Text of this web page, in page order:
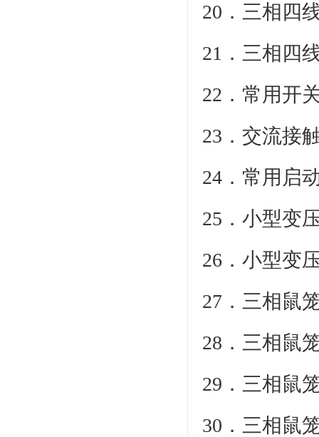
20．三相四
21．三相四
22．常用开
23．交流接
24．常用启
25．小型变
26．小型变
27．三相鼠
28．三相鼠
29．三相鼠
30．三相鼠